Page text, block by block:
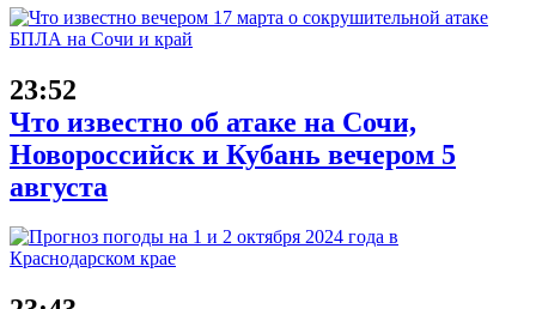
23:52
Что известно об атаке на Сочи,
Новороссийск и Кубань вечером 5
августа